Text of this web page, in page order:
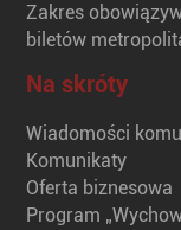
Zakres
biletów
Na skróty
Wiadomości
Komunikaty
Oferta biznesowa
Program